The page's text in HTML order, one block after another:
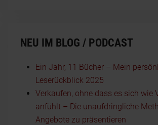
NEU IM BLOG / PODCAST
Ein Jahr, 11 Bücher – Mein
Leserückblick 2025
Verkaufen, ohne dass es sich wie
anfühlt – Die unaufdringliche
Angebote zu präsentieren